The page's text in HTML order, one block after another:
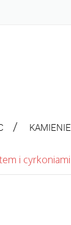
KAMIENIE
i cyrkoniami